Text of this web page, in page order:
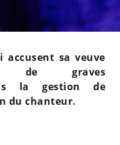
accusent sa veuve
de graves
la gestion de
du chanteur.